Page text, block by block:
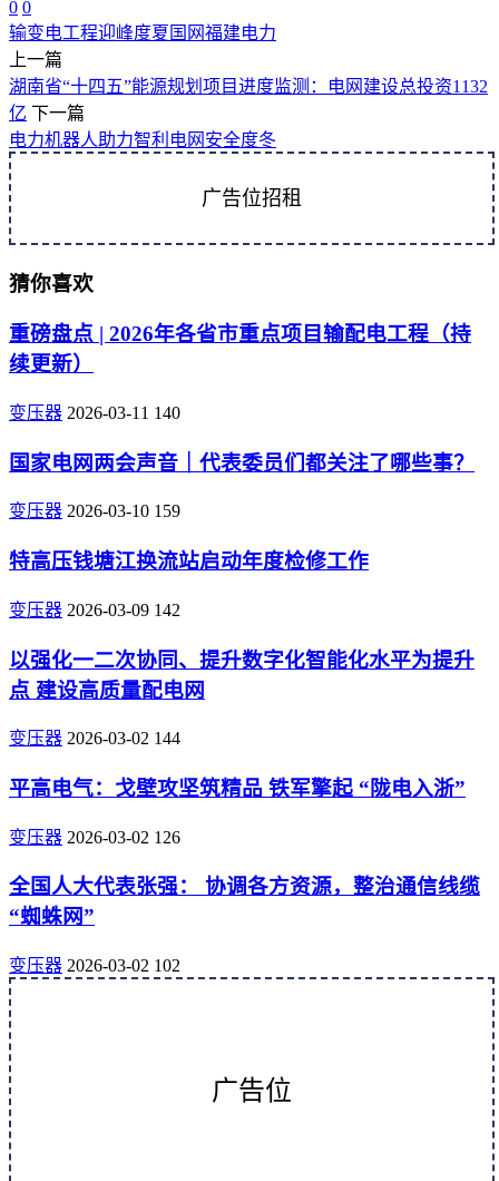
0 0
输变电工程迎峰度夏 国网福建电力
上一篇
湖南省“十四五”能源规划项目进度监测：电网建设总投资1132
亿 下一篇
电力机器人助力智利电网安全度冬
广告位招租
猜你喜欢
重磅盘点 | 2026年各省市重点项目输配电工程（持
续更新）
变压器 2026-03-11 140
国家电网两会声音｜代表委员们都关注了哪些事？
变压器 2026-03-10 159
特高压钱塘江换流站启动年度检修工作
变压器 2026-03-09 142
以强化一二次协同、提升数字化智能化水平为提升
点 建设高质量配电网
变压器 2026-03-02 144
平高电气：戈壁攻坚筑精品 铁军擎起 “陇电入浙”
变压器 2026-03-02 126
全国人大代表张强： 协调各方资源，整治通信线缆
“蜘蛛网”
变压器 2026-03-02 102
广告位